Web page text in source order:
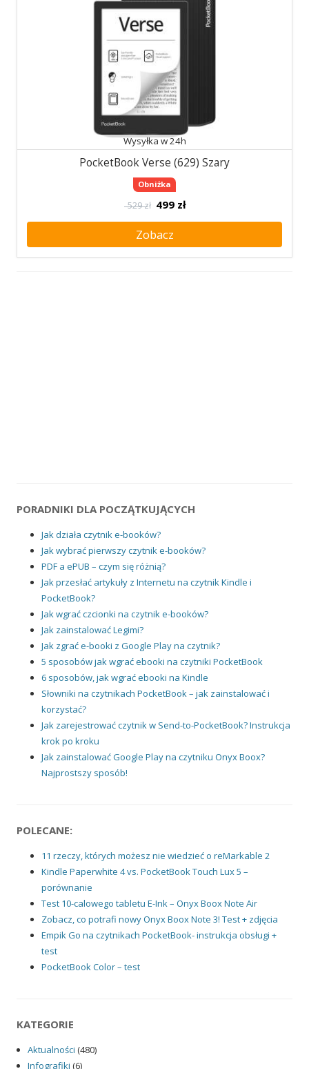
Wysyłka w 24h
PocketBook Verse (629) Szary
Obniżka
529 zł 499 zł
Zobacz
PORADNIKI DLA POCZĄTKUJĄCYCH
Jak działa czytnik e-booków?
Jak wybrać pierwszy czytnik e-booków?
PDF a ePUB – czym się różnią?
Jak przesłać artykuły z Internetu na czytnik Kindle i
PocketBook?
Jak wgrać czcionki na czytnik e-booków?
Jak zainstalować Legimi?
Jak zgrać e-booki z Google Play na czytnik?
5 sposobów jak wgrać ebooki na czytniki PocketBook
6 sposobów, jak wgrać ebooki na Kindle
Słowniki na czytnikach PocketBook – jak zainstalować i
korzystać?
Jak zarejestrować czytnik w Send-to-PocketBook? Instrukcja
krok po kroku
Jak zainstalować Google Play na czytniku Onyx Boox?
Najprostszy sposób!
POLECANE:
11 rzeczy, których możesz nie wiedzieć o reMarkable 2
Kindle Paperwhite 4 vs. PocketBook Touch Lux 5 –
porównanie
Test 10-calowego tabletu E-Ink – Onyx Boox Note Air
Zobacz, co potrafi nowy Onyx Boox Note 3! Test + zdjęcia
Empik Go na czytnikach PocketBook- instrukcja obsługi +
test
PocketBook Color – test
KATEGORIE
Aktualności (480)
Infografiki (6)